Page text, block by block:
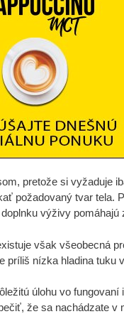
pretože si vyžaduje
požadovaný tvar tela.
výživy
však všeobecná
nízka hladina tuku
úlohu vo
že sa nachádzate